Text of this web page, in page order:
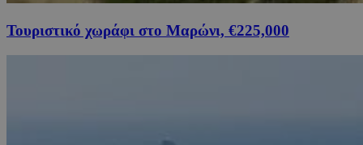
Τουριστικό χωράφι στο Μαρώνι, €225,000